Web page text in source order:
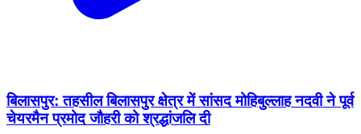
बिलासपुर: तहसील बिलासपुर क्षेत्र में सांसद मोहिबुल्लाह नदवी ने पूर्व
चेयरमैन प्रमोद जौहरी को श्रद्धांजलि दी